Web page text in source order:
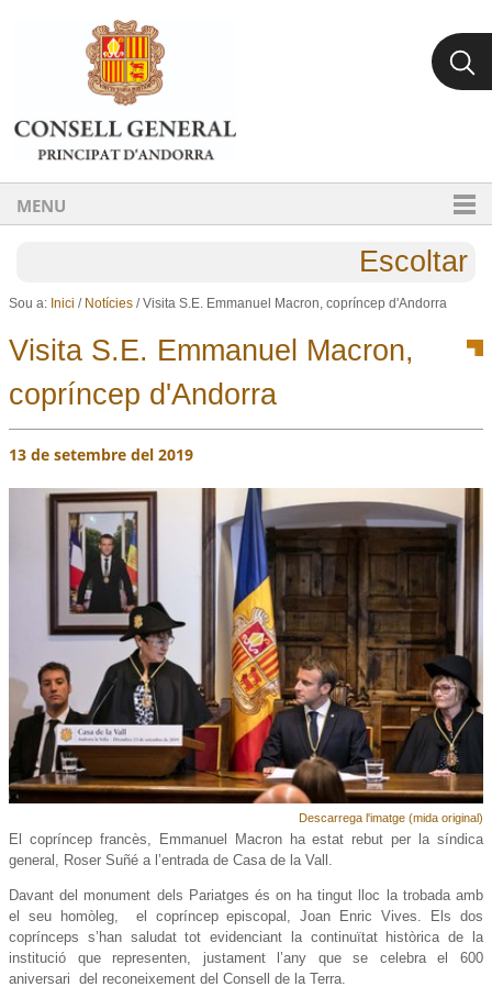
Ves al contingut.
Salta a la navegació
MENU
Escoltar
Sou a: Inici / Notícies /Visita S.E. Emmanuel Macron, copríncep d'Andorra
Visita S.E. Emmanuel Macron,
copríncep d'Andorra
13 de setembre del 2019
Descarrega l'imatge (mida original)
El copríncep francès, Emmanuel Macron ha estat rebut per la síndica
general, Roser Suñé a l’entrada de Casa de la Vall.
Davant del monument dels Pariatges és on ha tingut lloc la trobada amb
el seu homòleg, el copríncep episcopal, Joan Enric Vives. Els dos
coprínceps s’han saludat tot evidenciant la continuïtat històrica de la
institució que representen, justament l’any que se celebra el 600
aniversari del reconeixement del Consell de la Terra.